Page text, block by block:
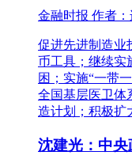
金融时报 作者：
促进先进制造业
币工具；继续实
困；实施“一带
全国基层医卫体
造计划；积极扩
沈建光：中